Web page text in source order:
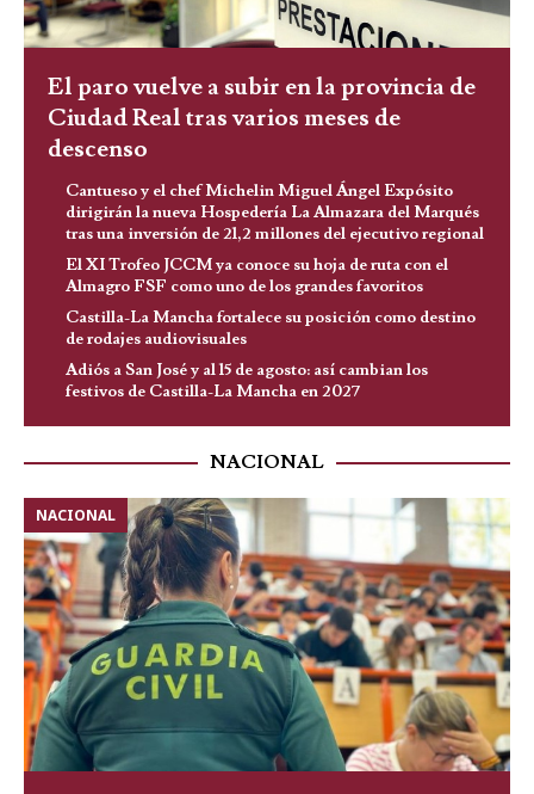
El paro vuelve a subir en la provincia de
Ciudad Real tras varios meses de
descenso
Cantueso y el chef Michelin Miguel Ángel Expósito
dirigirán la nueva Hospedería La Almazara del Marqués
tras una inversión de 21,2 millones del ejecutivo regional
El XI Trofeo JCCM ya conoce su hoja de ruta con el
Almagro FSF como uno de los grandes favoritos
Castilla-La Mancha fortalece su posición como destino
de rodajes audiovisuales
Adiós a San José y al 15 de agosto: así cambian los
festivos de Castilla-La Mancha en 2027
NACIONAL
NACIONAL